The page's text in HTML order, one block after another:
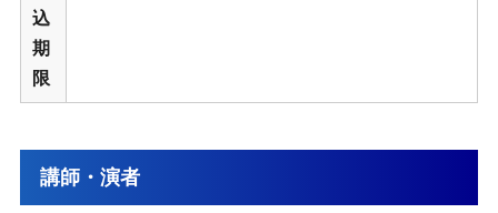
込
期
限
講師・演者